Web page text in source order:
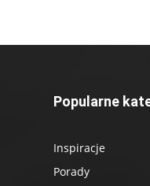
Popularne
Inspiracje
Porady